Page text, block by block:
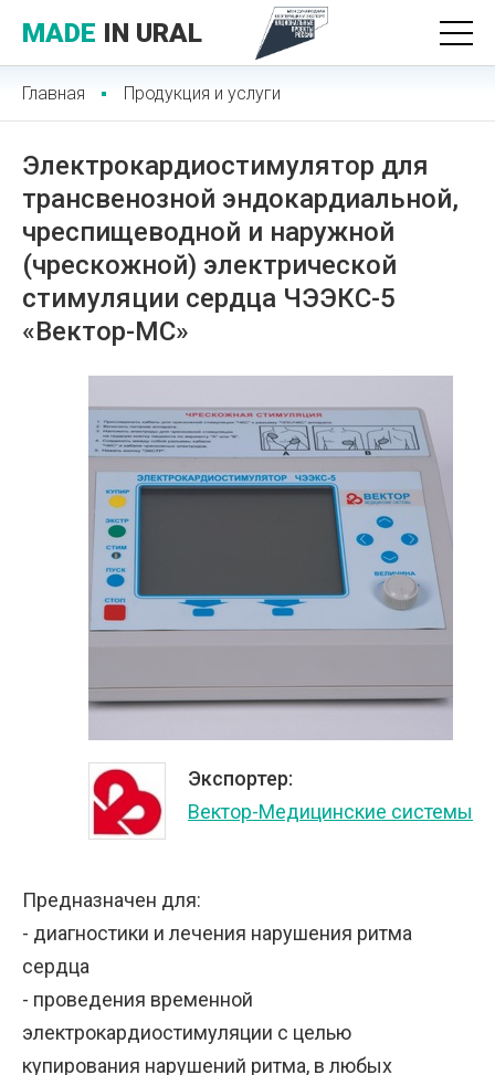
MADE IN URAL
Главная Продукция и услуги
Электрокардиостимулятор для
трансвенозной эндокардиальной,
чреспищеводной и наружной
(чрескожной) электрической
стимуляции сердца ЧЭЭКС-5
«Вектор-МС»
Экспортер:
Вектор-Медицинские системы
Предназначен для:
- диагностики и лечения нарушения ритма
сердца
- проведения временной
электрокардиостимуляции с целью
купирования нарушений ритма, в любых